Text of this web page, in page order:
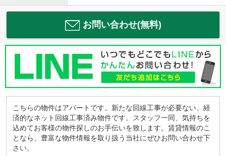
お問い合わせ(無料)
こちらの物件はアパートです。新たな回線工事が必要ない、経
済的なネット回線工事済み物件です。スタッフ一同、気持ちを
込めてお客様の物件探しのお手伝いを致します。賃貸情報のこ
となら、豊富な物件情報を取り扱う当社にぜひお問い合わせ下
さい。